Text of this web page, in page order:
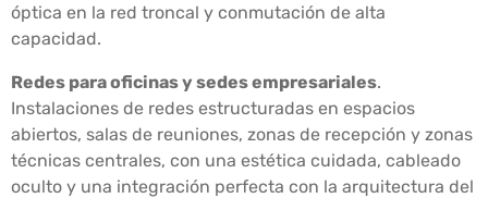
óptica en la red troncal y conmutación de alta
capacidad.
Redes para oficinas y sedes empresariales.
Instalaciones de redes estructuradas en espacios
abiertos, salas de reuniones, zonas de recepción y zonas
técnicas centrales, con una estética cuidada, cableado
oculto y una integración perfecta con la arquitectura del